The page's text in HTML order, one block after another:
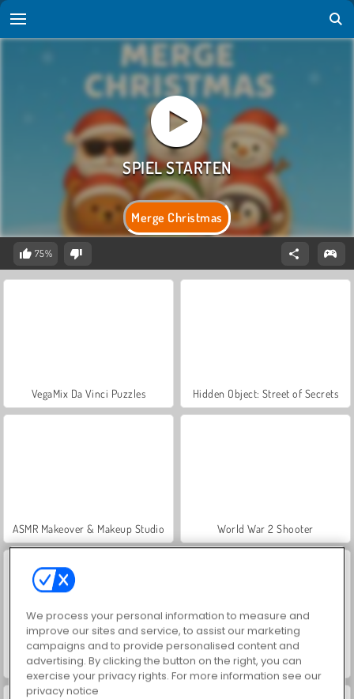
Merge Christmas
75%
VegaMix Da Vinci Puzzles Hidden Object: Street of Secrets
ASMR Makeover & Makeup Studio World War 2 Shooter
Farm Merge Valley Royal Story
We process your personal information to measure and
improve our sites and service, to assist our marketing
campaigns and to provide personalised content and
advertising. By clicking the button on the right, you can
exercise your privacy rights. For more information see our
privacy notice